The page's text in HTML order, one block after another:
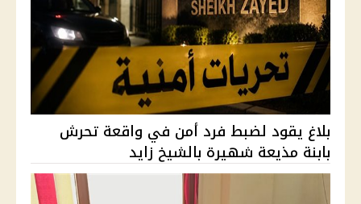
بلاغ يقود لضبط فرد أمن في واقعة تحرش
بابنة مذيعة شهيرة بالشيخ زايد